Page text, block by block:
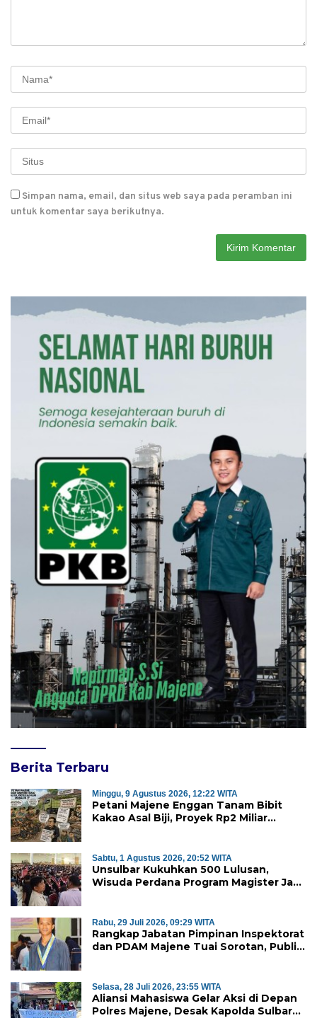
Simpan nama, email, dan situs web saya pada peramban ini
untuk komentar saya berikutnya.
Berita Terbaru
Minggu, 9 Agustus 2026, 12:22 WITA
Petani Majene Enggan Tanam Bibit
Kakao Asal Biji, Proyek Rp2 Miliar
Sabtu, 1 Agustus 2026, 20:52 WITA
Unsulbar Kukuhkan 500 Lulusan,
Wisuda Perdana Program Magister Jadi
Rabu, 29 Juli 2026, 09:29 WITA
Rangkap Jabatan Pimpinan Inspektorat
dan PDAM Majene Tuai Sorotan, Publik
Selasa, 28 Juli 2026, 23:55 WITA
Aliansi Mahasiswa Gelar Aksi di Depan
Polres Majene, Desak Kapolda Sulbar